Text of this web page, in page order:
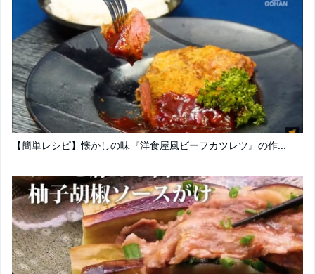
【簡単レシピ】懐かしの味『洋食屋風ビーフカツレツ』の作...